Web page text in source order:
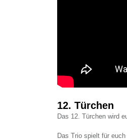
12. Türchen
Das 12. Türchen wird
Das Trio spielt für